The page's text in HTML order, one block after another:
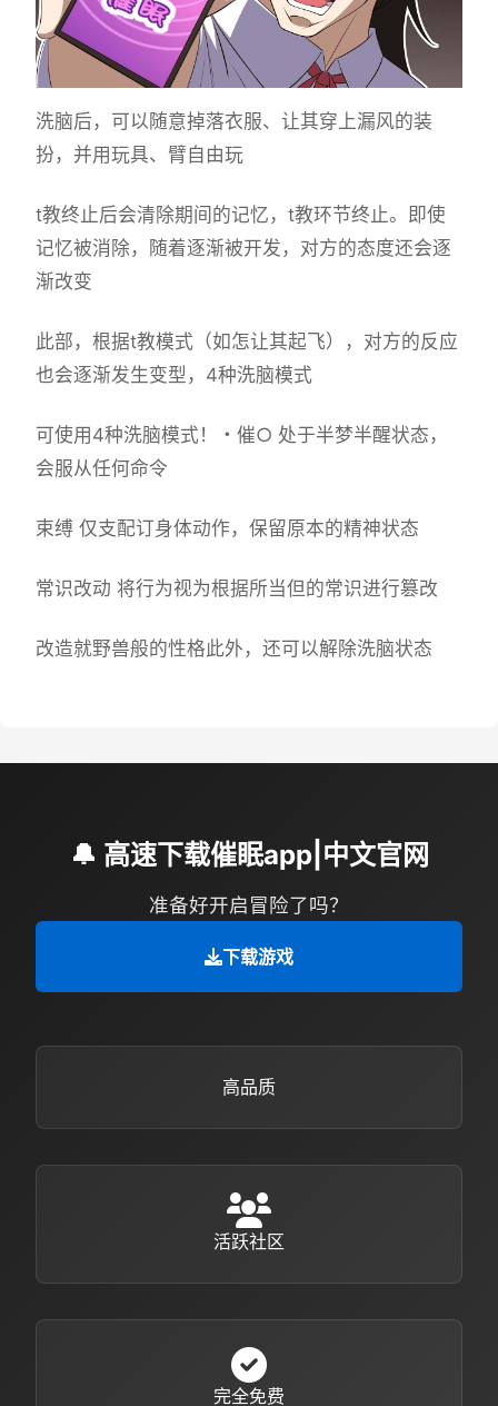
洗脑后，可以随意掉落衣服、让其穿上漏风的装
扮，并用玩具、臂自由玩
t教终止后会清除期间的记忆，t教环节终止。即使
记忆被消除，随着逐渐被开发，对方的态度还会逐
渐改变
此部，根据t教模式（如怎让其起飞），对方的反应
也会逐渐发生变型，4种洗脑模式
可使用4种洗脑模式！・催○ 处于半梦半醒状态，
会服从任何命令
束缚 仅支配订身体动作，保留原本的精神状态
常识改动 将行为视为根据所当但的常识进行篡改
改造就野兽般的性格此外，还可以解除洗脑状态
🔔 高速下载催眠app|中文官网
准备好开启冒险了吗？
下载游戏
高品质
活跃社区
完全免费